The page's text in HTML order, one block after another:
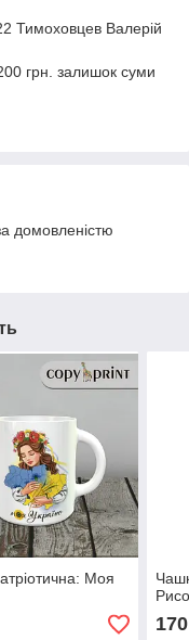
Тимоховцев Валерій
грн. залишок суми
домовленістю
Моя
170